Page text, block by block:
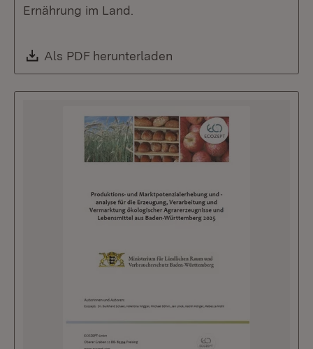
Ernährung im Land.
Download:
Als PDF herunterladen